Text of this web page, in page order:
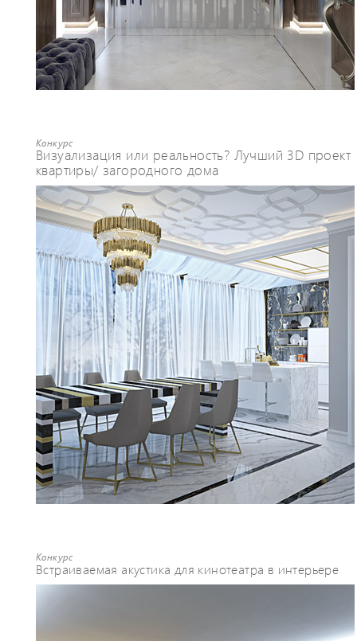
Конкурс
Визуализация или реальность? Лучший 3D проект
квартиры/ загородного дома
Конкурс
Встраиваемая акустика для кинотеатра в интерьере